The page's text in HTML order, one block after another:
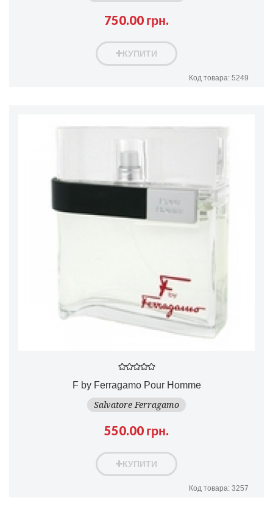
750.00 грн.
КУПИТИ
Код товара: 5249
F by Ferragamo Pour Homme
Salvatore Ferragamo
550.00 грн.
КУПИТИ
Код товара: 3257